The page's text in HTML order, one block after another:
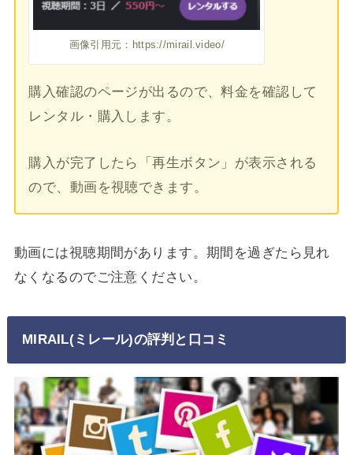
画像引用元：https://mirail.video/
購入確認のページが出るので、料金を確認して
レンタル・購入します。
購入が完了したら「再生ボタン」が表示される
ので、動画を視聴できます。
動画には視聴期間があります。期間を過ぎたら見れ
なくなるのでご注意ください。
MIRAIL(ミレール)の評判と口コミ